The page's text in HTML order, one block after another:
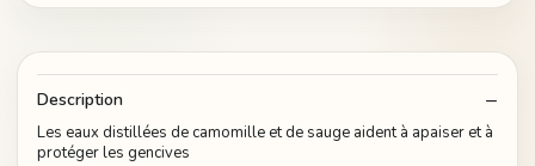
Description
Les eaux distillées de camomille et de sauge aident à apaiser et à
protéger les gencives